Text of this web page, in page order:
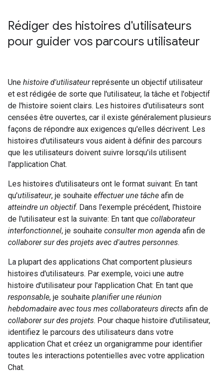
Rédiger des histoires d'utilisateurs
pour guider vos parcours utilisateur
Une histoire d'utilisateurreprésente un objectif utilisateur
et est rédigée de sorte que l'utilisateur, la tâche et l'objectif
de l'histoire soient clairs. Les histoires d'utilisateurs sont
censées être ouvertes, car il existe généralement plusieurs
façons de répondre aux exigences qu'elles décrivent. Les
histoires d'utilisateurs vous aident à définir des parcours
que les utilisateurs doivent suivre lorsqu'ils utilisent
l'application Chat.
Les histoires d'utilisateurs ont le format suivant: En tant
qu'utilisateur, je souhaite effectuer une tâche afin de
atteindre un objectif. Dans l'exemple précédent, l'histoire
de l'utilisateur est la suivante: En tant que collaborateur
interfonctionnel, je souhaite consulter mon agenda afin de
collaborer sur des projets avec d'autres personnes.
La plupart des applications Chat comportent plusieurs
histoires d'utilisateurs. Par exemple, voici une autre
histoire d'utilisateur pour l'application Chat: En tant que
responsable, je souhaite planifier une réunion
hebdomadaire avec tous mes collaborateurs directs afin de
collaborer sur des projets. Pour chaque histoire d'utilisateur,
identifiez le parcours des utilisateurs dans votre
application Chat et créez un organigramme pour identifier
toutes les interactions potentielles avec votre application
Chat.